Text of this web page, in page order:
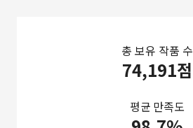
총 보유 작품 수
74,191점
평균 만족도